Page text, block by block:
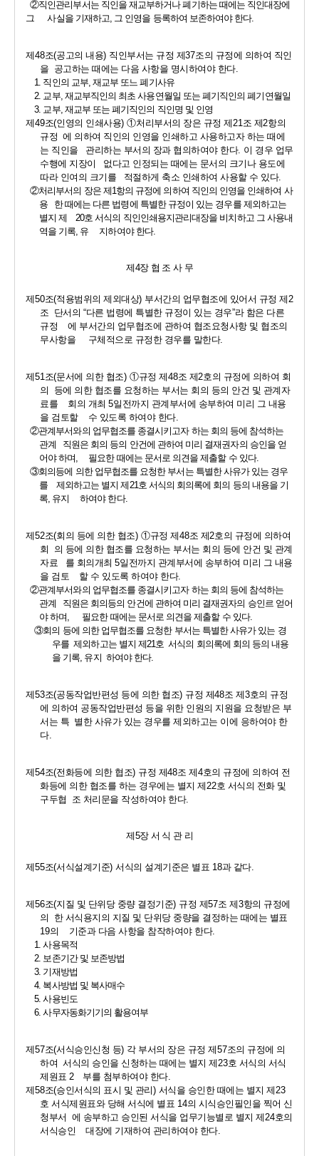
②직인관리부서는 직인을 재교부하거나 폐기하는 때에는 직인대장에
그      사실을 기재하고, 그 인영을 등록하여 보존하여야 한다.
제48조(공고의 내용) 직인부서는 규정 제37조의 규정에 의하여 직인
을  공고하는 때에는 다음 사항을 명시하여야 한다.
1. 직인의 교부, 재교부 또느 폐기사유
2. 교부, 재교부직인의 최초 사용연월일 또는 폐기직인의 폐기연월일
3. 교부, 재교부 또는 폐기직인의 직인명 및 인영
제49조(인영의 인쇄사용) ①처리부서의 장은 규정 제21조 제2항의
규정  에 의하여 직인의 인영을 인쇄하고 사용하고자 하는 때에
는 직인을   관리하는 부서의 장과 협의하여야 한다. 이 경우 업무
수행에 지장이   없다고 인정되는 때에는 문서의 크기나 용도에
따라 인여의 크기를   적절하게 축소 인쇄하여 사용할 수 있다.
②처리부서의 장은 제1항의 규정에 의하여 직인의 인영을 인쇄하여 사
용   한 때에는 다른 법령에 특별한 규정이 있는 경우를 제외하고는
별지 제 20호 서식의 직인인쇄용지관리대장을 비치하고 그 사용내
역을 기록, 유     지하여야 한다.
제4장 협 조 사 무
제50조(적용범위의 제외대상) 부서간의 업무협조에 있어서 규정 제2
조  단서의 “다른 법령에 특별한 규정이 있는 경우”라 함은 다른
규정    에 부서간의 업무협조에 관하여 협조요청사항 및 협조의
무사항을     구체적으로 규정한 경우를 말한다.
제51조(문서에 의한 협조) ①규정 제48조 제2호의 규정에 의하여 회
의  등에 의한 협조를 요청하는 부서는 회의 등의 안건 및 관계자
료를    회의 개최 5일전까지 관계부서에 송부하여 미리 그 내용
을 검토할    수 있도록 하여야 한다.
②관계부서와의 업무협조를 종결시키고자 하는 회의 등에 참석하는
관계   직원은 회의 등의 안건에 관하여 미리 결재권자의 승인을 얻
어야 하며, 필요한 때에는 문서로 의견을 제출할 수 있다.
③회의등에 의한 업무협조를 요청한 부서는 특별한 사유가 있는 경우
를    제외하고는 별지 제21호 서식의 회의록에 회의 등의 내용을 기
록, 유지     하여야 한다.
제52조(회의 등에 의한 협조) ①규정 제48조 제2호의 규정에 의하여
회  의 등에 의한 협조를 요청하는 부서는 회의 등에 안건 및 관계
자료   를 회의개최 5일전까지 관계부서에 송부하여 미리 그 내용
을 검토    할 수 있도록 하여야 한다.
②관계부서와의 업무협조를 종결시키고자 하는 회의 등에 참석하는
관계   직원은 회의등의 안건에 관하여 미리 결재권자의 승인르 얻어
야 하며, 필요한 때에는 문서로 의견을 제출할 수 있다.
③회의 등에 의한 업무협조를 요청한 부서는 특별한 사유가 있는 경
우를  제외하고는 별지 제21호  서식의 회의록에 회의 등의 내용
을 기록, 유지  하여야 한다.
제53조(공동작업반편성 등에 의한 협조) 규정 제48조 제3호의 규정
에 의하여 공동작업반편성 등을 위한 인원의 지원을 요청받은 부
서는 특  별한 사유가 있는 경우를 제외하고는 이에 응하여야 한
다.
제54조(전화등에 의한 협조) 규정 제48조 제4호의 규정에 의하여 전
화등에 의한 협조를 하는 경우에는 별지 제22호 서식의 전화 및
구두협  조 처리문을 작성하여야 한다.
제5장 서 식 관 리
제55조(서식설계기준) 서식의 설계기준은 별표 18과 같다.
제56조(지질 및 단위당 중량 결정기준) 규정 제57조 제3항의 규정에
의  한 서식용지의 지질 및 단위당 중량을 결정하는 때에는 별표
19의    기준과 다음 사항을 참작하여야 한다.
1. 사용목적
2. 보존기간 및 보존방법
3. 기재방법
4. 복사방법 및 복사매수
5. 사용빈도
6. 사무자동화기기의 활용여부
제57조(서식승인신청 등) 각 부서의 장은 규정 제57조의 규정에 의
하여  서식의 승인을 신청하는 때에는 별지 제23호 서식의 서식
제원표 2 부를 첨부하여야 한다.
제58조(승인서식의 표시 및 관리) 서식을 승인한 때에는 별지 제23
호 서식제원표와 당해 서식에 별표 14의 시식승인필인을 찍어 신
청부서  에 송부하고 승인된 서식을 업무기능별로 별지 제24호의
서식승인    대장에 기재하여 관리하여야 한다.